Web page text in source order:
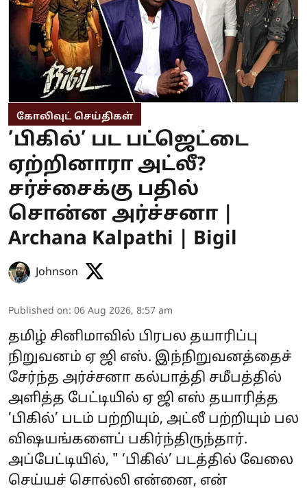
கோலிவுட் செய்திகள்
’பிகில்’ பட பட்ஜெட்டை
ஏற்றினாரா அட்லீ?
சர்ச்சைக்கு பதில்
சொன்ன அர்ச்சனா |
Archana Kalpathi | Bigil
Johnson
Published on: 06 Aug 2026, 8:57 am
தமிழ் சினிமாவில் பிரபல தயாரிப்பு
நிறுவனம் ஏ ஜி எஸ். இந்நிறுவனத்தைச்
சேர்ந்த அர்ச்சனா கல்பாத்தி சமீபத்தில்
அளித்த பேட்டியில் ஏ ஜி எஸ் தயாரித்த
’பிகில்’ படம் பற்றியும், அட்லீ பற்றியும் பல
விஷயங்களைப் பகிர்ந்திருந்தார்.
அப்பேட்டியில், " ‘பிகில்’ படத்தில் வேலை
செய்யச் சொல்லி என்னை, என்